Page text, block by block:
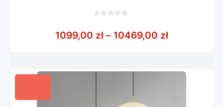
5
1099,00 zł – 10469,00 złZakres